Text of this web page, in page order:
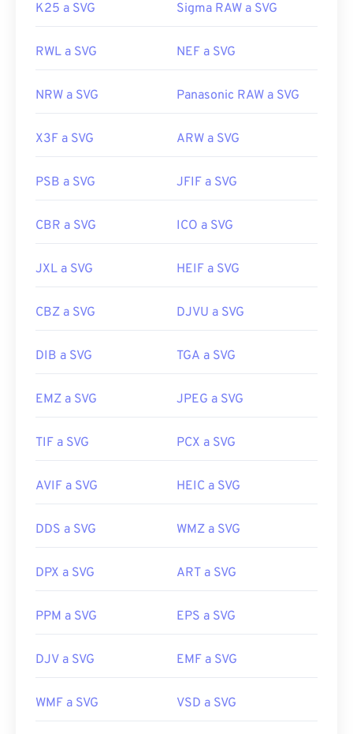
K25 a SVG Sigma RAW a SVG
RWL a SVG NEF a SVG
NRW a SVG Panasonic RAW a SVG
X3F a SVG ARW a SVG
PSB a SVG JFIF a SVG
CBR a SVG ICO a SVG
JXL a SVG HEIF a SVG
CBZ a SVG DJVU a SVG
DIB a SVG TGA a SVG
EMZ a SVG JPEG a SVG
TIF a SVG PCX a SVG
AVIF a SVG HEIC a SVG
DDS a SVG WMZ a SVG
DPX a SVG ART a SVG
PPM a SVG EPS a SVG
DJV a SVG EMF a SVG
WMF a SVG VSD a SVG